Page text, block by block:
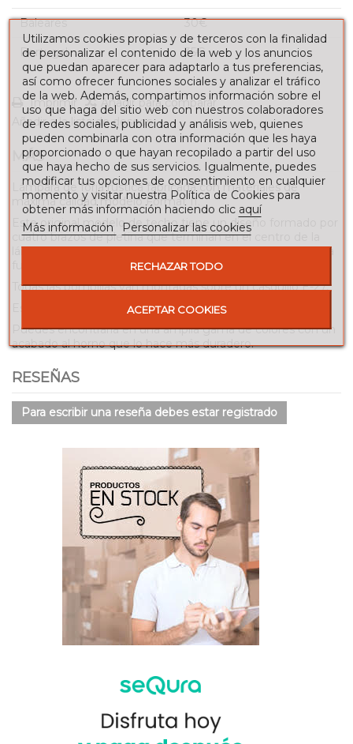
Baleares 30€
Portugal 35€
Imprimir
Añadir para comparar
Añadir a la lista de deseos
MÁS
Lámpara de forja rústica fabricada con materiales de
máxima calidad modelo Format II.
Este original modelo de techo tiene un diseño formado por
cuatro brazos de pletina que terminan en el centro de la
lámpara, en los que están situadas las cuatro luces con una
funda en forma de vela.
Todas las bombillas van montadas sobre un casquillo E-27.
Esta lámpara es ideal para colocarla en casas rurales.
Puedes encontrarla en una amplia gama de colores con un
acabado al horno que lo hace más duradero.
RESEÑAS
Para escribir una reseña debes estar registrado
Utilizamos cookies propias y de terceros con la finalidad
de personalizar el contenido de la web y los anuncios
que puedan aparecer para adaptarlo a tus preferencias,
así como ofrecer funciones sociales y analizar el tráfico
de la web. Además, compartimos información sobre el
uso que haga del sitio web con nuestros colaboradores
de redes sociales, publicidad y análisis web, quienes
pueden combinarla con otra información que les haya
proporcionado o que hayan recopilado a partir del uso
que haya hecho de sus servicios. Igualmente, puedes
modificar tus opciones de consentimiento en cualquier
momento y visitar nuestra Política de Cookies para
obtener más información haciendo clic aquí
Más información
Personalizar las cookies
RECHAZAR TODO
ACEPTAR COOKIES